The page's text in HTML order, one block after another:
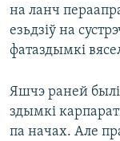
на ланч
езьдзіў на
фатаздымкі
Яшчэ раней былі
здымкі
па начах. Але